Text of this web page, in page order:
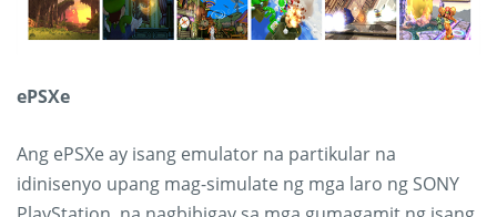
ePSXe
Ang ePSXe ay isang emulator na partikular na
idinisenyo upang mag-simulate ng mga laro ng SONY